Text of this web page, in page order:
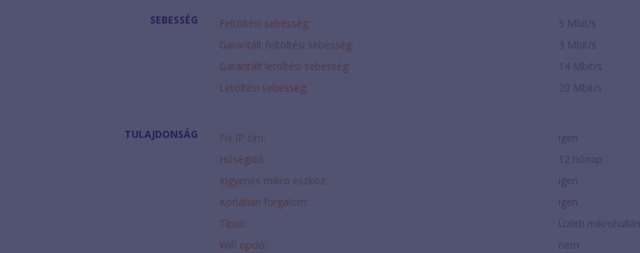
SEBESSÉG Feltöltési sebesség:
5 Mbit/s
Garantált feltöltési sebesség:
3 Mbit/s
Garantált letöltési sebesség:
14 Mbit/s
Letöltési sebesség:
20 Mbit/s
TULAJDONSÁG Fix IP cím:
igen
Hűségidő:
12 hónap
Ingyenes mikro eszköz:
igen
Korlátlan forgalom:
igen
Típus:
Üzleti
Wifi opció:
nem